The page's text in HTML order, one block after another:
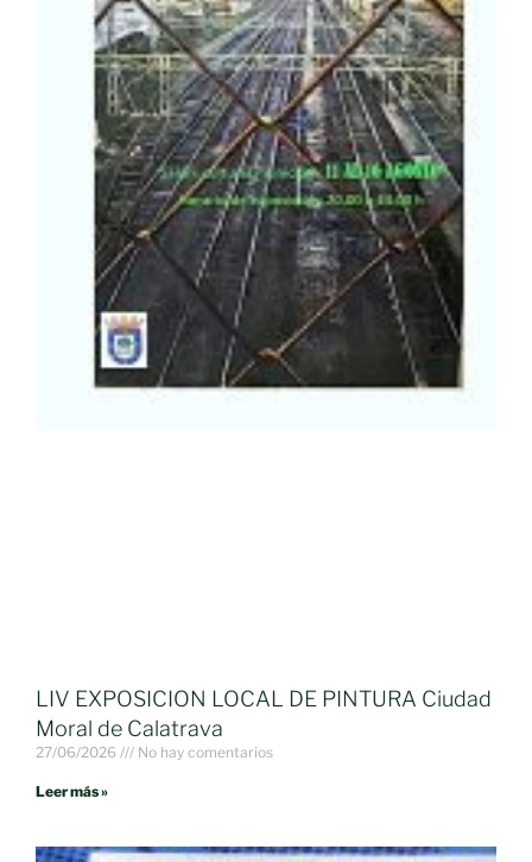
LIV EXPOSICION LOCAL DE PINTURA Ciudad
Moral de Calatrava
27/06/2026 No hay comentarios
Leer más »